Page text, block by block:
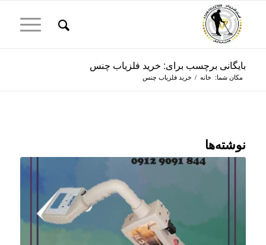
بایگانی برچسب برای: خرید فلزیاب چنس
مکان شما: خانه / خرید فلزیاب چنس
نوشته‌ها